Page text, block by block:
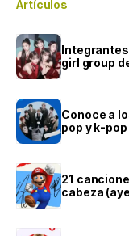
Artículos
Integrantes
girl group
Conoce a
pop y k-pop
21
cabeza